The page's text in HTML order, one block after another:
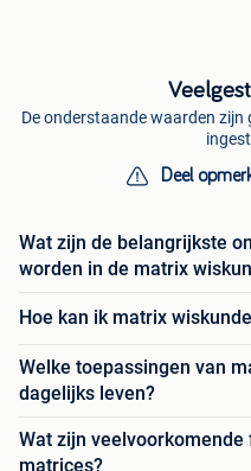
De onderstaande waarden zijn
Deel
Wat zijn de belangrijkste
worden in de matrix
Hoe kan ik matrix
Welke toepassingen van
dagelijks leven?
Wat zijn
matrices?